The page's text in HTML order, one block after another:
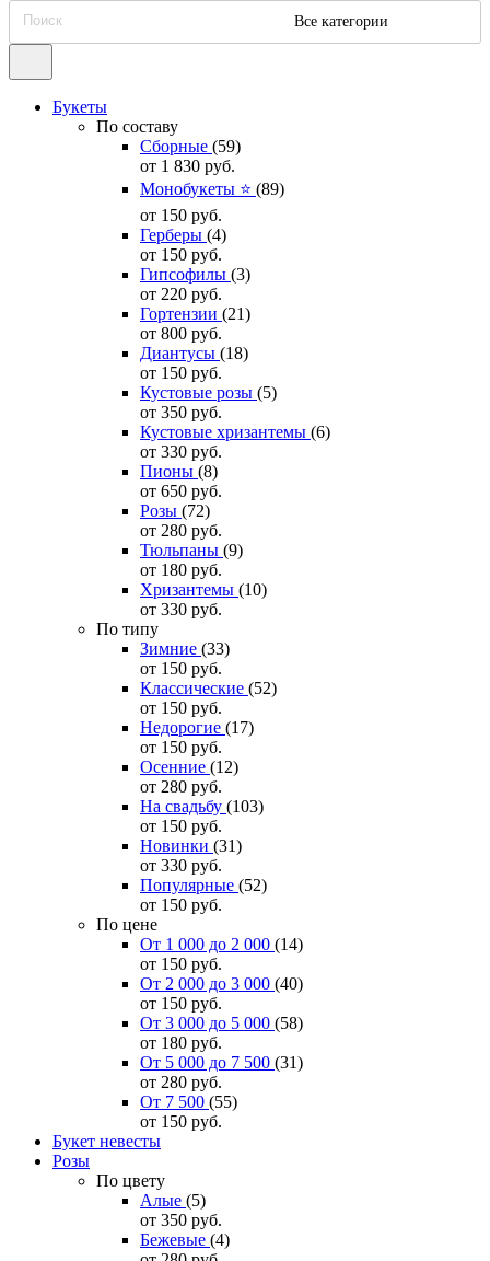
Все категории
Букеты
По составу
Сборные (59)
от 1 830 руб.
Монобукеты ⭐ (89)
от 150 руб.
Герберы (4)
от 150 руб.
Гипсофилы (3)
от 220 руб.
Гортензии (21)
от 800 руб.
Диантусы (18)
от 150 руб.
Кустовые розы (5)
от 350 руб.
Кустовые хризантемы (6)
от 330 руб.
Пионы (8)
от 650 руб.
Розы (72)
от 280 руб.
Тюльпаны (9)
от 180 руб.
Хризантемы (10)
от 330 руб.
По типу
Зимние (33)
от 150 руб.
Классические (52)
от 150 руб.
Недорогие (17)
от 150 руб.
Осенние (12)
от 280 руб.
На свадьбу (103)
от 150 руб.
Новинки (31)
от 330 руб.
Популярные (52)
от 150 руб.
По цене
От 1 000 до 2 000 (14)
от 150 руб.
От 2 000 до 3 000 (40)
от 150 руб.
От 3 000 до 5 000 (58)
от 180 руб.
От 5 000 до 7 500 (31)
от 280 руб.
От 7 500 (55)
от 150 руб.
Букет невесты
Розы
По цвету
Алые (5)
от 350 руб.
Бежевые (4)